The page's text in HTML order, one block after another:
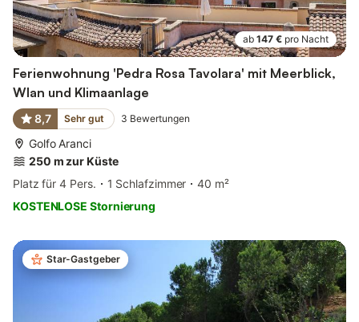
ab 147 € pro Nacht
Ferienwohnung 'Pedra Rosa Tavolara' mit Meerblick,
Wlan und Klimaanlage
8,7 Sehr gut 3 Bewertungen
Golfo Aranci
250 m zur Küste
Platz für 4 Pers.
1 Schlafzimmer
40 m²
KOSTENLOSE Stornierung
Star-Gastgeber